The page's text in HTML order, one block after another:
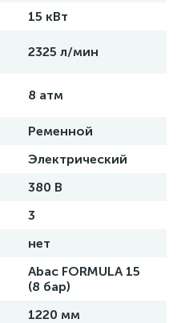
15 кВт
2325 л/мин
8 атм
Ременной
Электрический
380 В
3
нет
Abac FORMULA 15
(8 бар)
1220 мм